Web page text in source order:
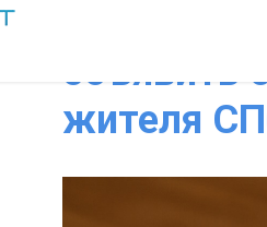
Что
объявить
жителя